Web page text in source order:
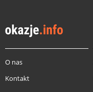
O nas
Kontakt